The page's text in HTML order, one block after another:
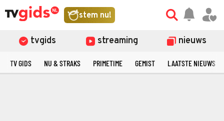
stem nu!
tvgids streaming nieuws
TV GIDS NU & STRAKS PRIMETIME GEMIST LAATSTE NIEUWS